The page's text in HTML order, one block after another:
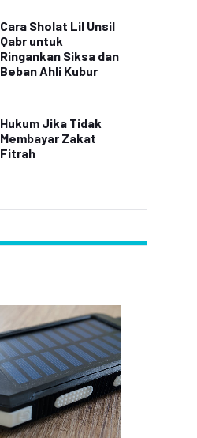
Cara Sholat Lil Unsil
Qabr untuk
Ringankan Siksa dan
Beban Ahli Kubur
Hukum Jika Tidak
Membayar Zakat
Fitrah